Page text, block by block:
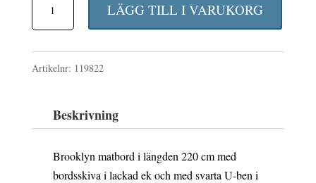
matbord
Ek/svart
220
LÄGG TILL I VARUKORG
Artikelnr: 119822
Beskrivning
Brooklyn matbord i längden 220 cm med
bordsskiva i lackad ek och med svarta U-ben i